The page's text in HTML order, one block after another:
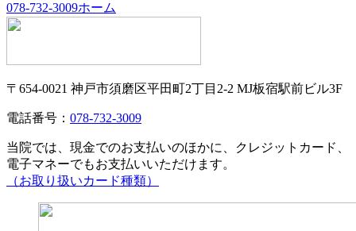
078-732-3009ホーム
〒654-0021 神戸市須磨区平田町2丁目2-2 MJ板宿駅前ビル3F
電話番号： 078-732-3009
当院では、現金でのお支払いのほかに、クレジットカード、
電子マネーでもお支払いいただけます。
（お取り扱いカード種類）